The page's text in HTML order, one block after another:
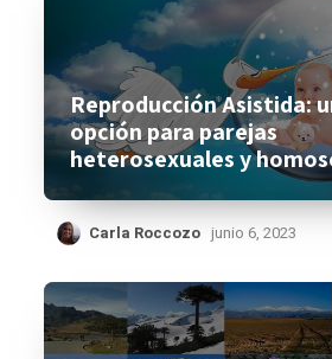
Reproducción Asistida:
opción para parejas
heterosexuales y
Carla Roccozo junio 6, 2023